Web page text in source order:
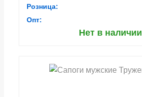
Розница:
Опт:
Нет в наличии